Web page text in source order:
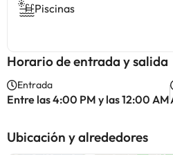
Piscinas
Horario de entrada y salida
Entrada
Entre las 4:00 PM y las 12:00 AM
Ubicación y alrededores